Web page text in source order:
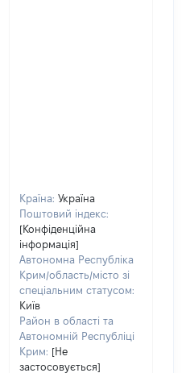
Країна: Україна
Поштовий індекс:
[Конфіденційна
інформація]
Автономна Республіка
Крим/область/місто зі
спеціальним статусом:
Київ
Район в області та
Автономній Республіці
Крим: [Не
застосовується]